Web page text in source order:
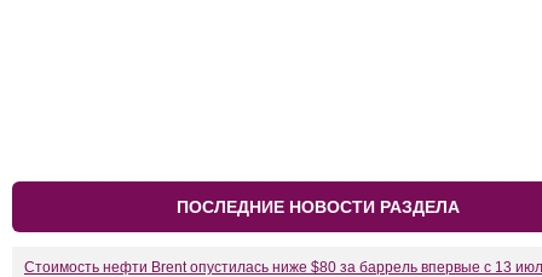
ПОСЛЕДНИЕ НОВОСТИ РАЗДЕЛА
Стоимость нефти Brent опустилась ниже $80 за баррель впервые с 13